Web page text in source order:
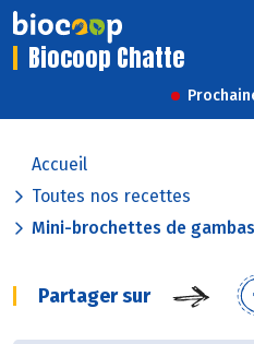
Biocoop Chatte
Accueil
Toutes nos recettes
Mini-brochettes de
Partager sur